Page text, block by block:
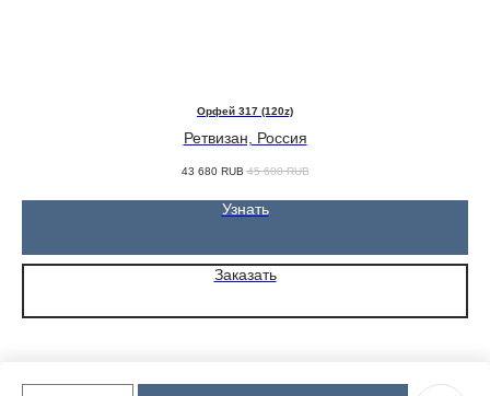
Орфей 317 (120z)
Ретвизан, Россия
43 680 RUB 45 600 RUB
Узнать
Заказать